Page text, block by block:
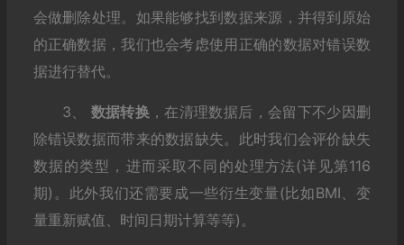
会做删除处理。如果能够找到数据来源，并得到原始
的正确数据，我们也会考虑使用正确的数据对错误数
据进行替代。
3、 数据转换 ，在清理数据后，会留下不少因删
除错误数据而带来的数据缺失。此时我们会评价缺失
数据的类型，进而采取不同的处理方法(详见第116
期)。此外我们还需要成一些衍生变量(比如BMI、变
量重新赋值、时间日期计算等等)。